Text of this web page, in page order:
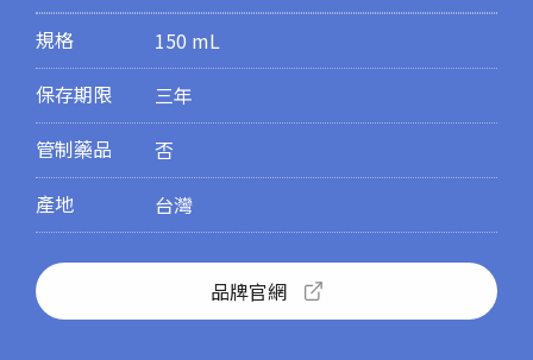
規格
150 mL
保存期限
三年
管制藥品
否
產地
台灣
品牌官網